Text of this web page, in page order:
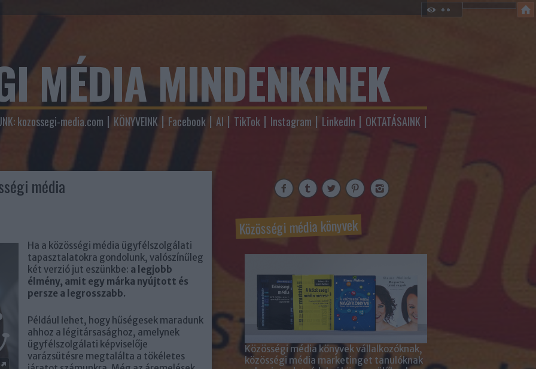
MÉDIA MINDENKINEK
kozossegi-media.com KÖNYVEINK Facebook AI TikTok Instagram LinkedIn OKTATÁSAINK
média
Ha a közösségi média ügyfélszolgálati
tapasztalatokra gondolunk, valószínűleg
két verzió jut eszünkbe: a legjobb
élmény, amit egy márka nyújtott és
persze a legrosszabb.
Például lehet, hogy hűségesek maradunk
ahhoz a légitársasághoz, amelynek
ügyfélszolgálati képviselője
varázsütésre megtalálta a tökéletes
Közösségi média könyvek
Közösségi média könyvek vállalkozóknak,
közösségi média marketinget tanulóknak